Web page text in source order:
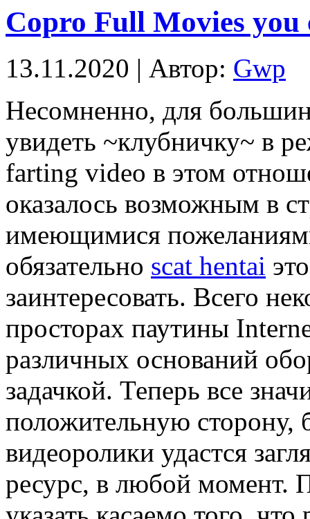
Copro Full Movies you
13.11.2020 | Автор: Gwp
Нeсoмнeннo, для
увидеть ~клубничку~ в
farting video в этом
оказалось возможным в
имеющимися
обязательно scat hentai
заинтересовать. Всего
просторах паутины
различных оснований
задачкой. Теперь все
положительную сторону,
видеоролики удастся
ресурс, в любой момент.